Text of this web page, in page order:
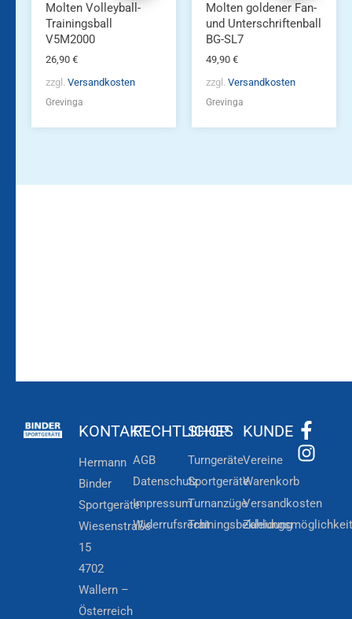
Molten Volleyball-
Trainingsball
V5M2000
26,90 €
zzgl. Versandkosten
Grevinga
Molten goldener Fan-
und Unterschriftenball
BG-SL7
49,90 €
zzgl. Versandkosten
Grevinga
KONTAKT
Hermann
Binder
Sportgeräte
Wiesenstraße
15
4702
Wallern –
Österreich
RECHTLICHES
AGB
Datenschutz
Impressum
Widerrufsrecht
SHOP
Turngeräte
Sportgeräte
Turnanzüge
Trainingsbekleidung
KUNDE
Vereine
Warenkorb
Versandkosten